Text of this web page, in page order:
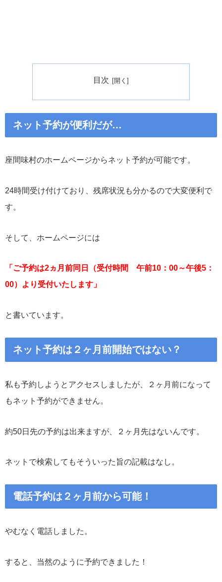
目次
ネット予約が便利だが…
座間味村のホームページからネット予約が可能です。
24時間受け付けており、残席状況も分かるので大変便利で
す。
そして、ホームページには
「ご予約は2ヵ月前同日（受付時間 午前10：00～午後5：
00）より受付いたします」
と書いています。
ネット予約は２ヶ月前開始ではない？
私も予約しようとアクセスしましたが、２ヶ月前になって
もネット予約ができません。
約50日先の予約は出来ますが、２ヶ月先はないんです。
ネットで検索してもそういった旨の記載はなし。
電話予約は２ヶ月前から可能！
やむなく電話しました。
すると、当然のように予約できました！